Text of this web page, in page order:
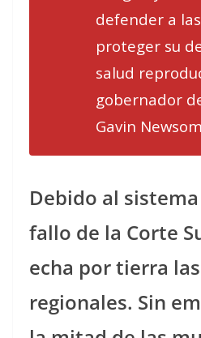
defender a
proteger su
salud
gobernador
Gavin
Debido al
fallo de la Corte
echa por tierra
regionales. Sin